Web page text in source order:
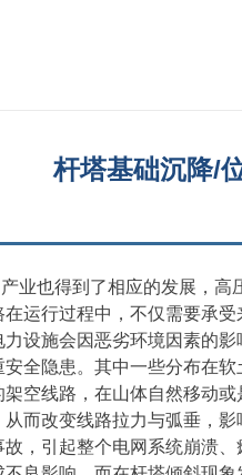
杆塔基础沉降/
业也得到了相应的发展，
运行过程中，不仅需要承
设施会因恶劣环境因素的
全隐患。其中一些分布在
空线路，在山体自然移动
而改变线路拉力与弧垂，
，引起整个电网系统崩溃